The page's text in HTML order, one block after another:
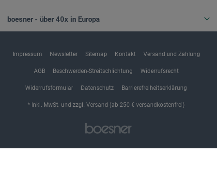
boesner - über 40x in Europa
Impressum Newsletter Sitemap Kontakt Versand und Zahlung
AGB Beschwerden-Streitschlichtung Widerrufsrecht
Widerrufsformular Datenschutz Barrierefreiheitserklärung
* Inkl. MwSt. und zzgl. Versand (ab 250 € versandkostenfrei)